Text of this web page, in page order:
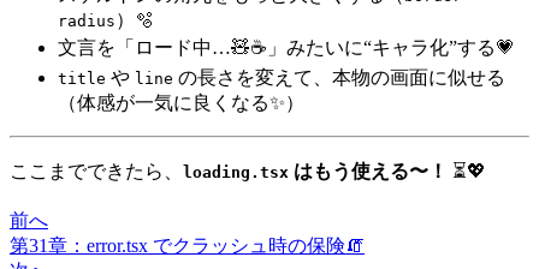
radius ）🫧
文言を「ロード中…🧸☕」みたいに“キャラ化”する💗
title や line の長さを変えて、本物の画面に似せる
（体感が一気に良くなる✨）
ここまでできたら、 loading.tsx はもう使える〜！ ⏳💖
前へ
第31章：error.tsx でクラッシュ時の保険🧯